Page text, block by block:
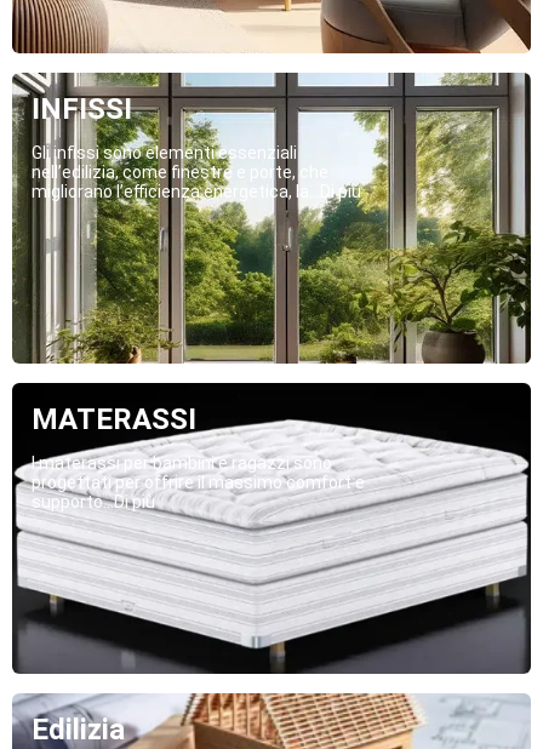
INFISSI
Gli infissi sono elementi essenziali
nell’edilizia, come finestre e porte, che
migliorano l’efficienza energetica, la...Di più
MATERASSI
I materassi per bambini e ragazzi sono
progettati per offrire il massimo comfort e
supporto...Di più
Edilizia